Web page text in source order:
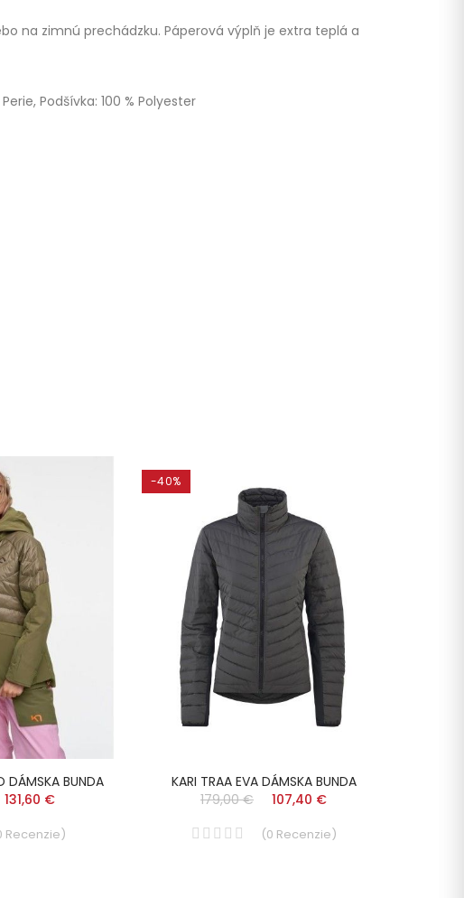
na zimnú prechádzku. Páperová výplň je extra teplá a
Podšívka: 100 % Polyester
DÁMSKA BUNDA
131,60 €
Recenzie)
-40%
KARI TRAA EVA DÁMSKA BUNDA
179,00 €
107,40 €
(0 Recenzie)